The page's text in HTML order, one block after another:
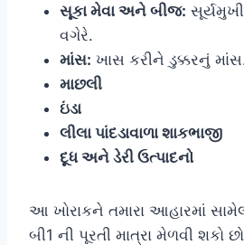
સૂકા મેવા અને બીજ:
વગેરે.
માંસ: ખાસ કરીને ડુક્કરનું
માછલી
ઇંડા
લીલા પાંદડાવાળા શાકભાજી
દૂધ અને ડેરી ઉત્પાદનો
આ ખોરાકને તમારા આહારમાં
બી1 ની પૂરતી માત્રા મેળવી શકો